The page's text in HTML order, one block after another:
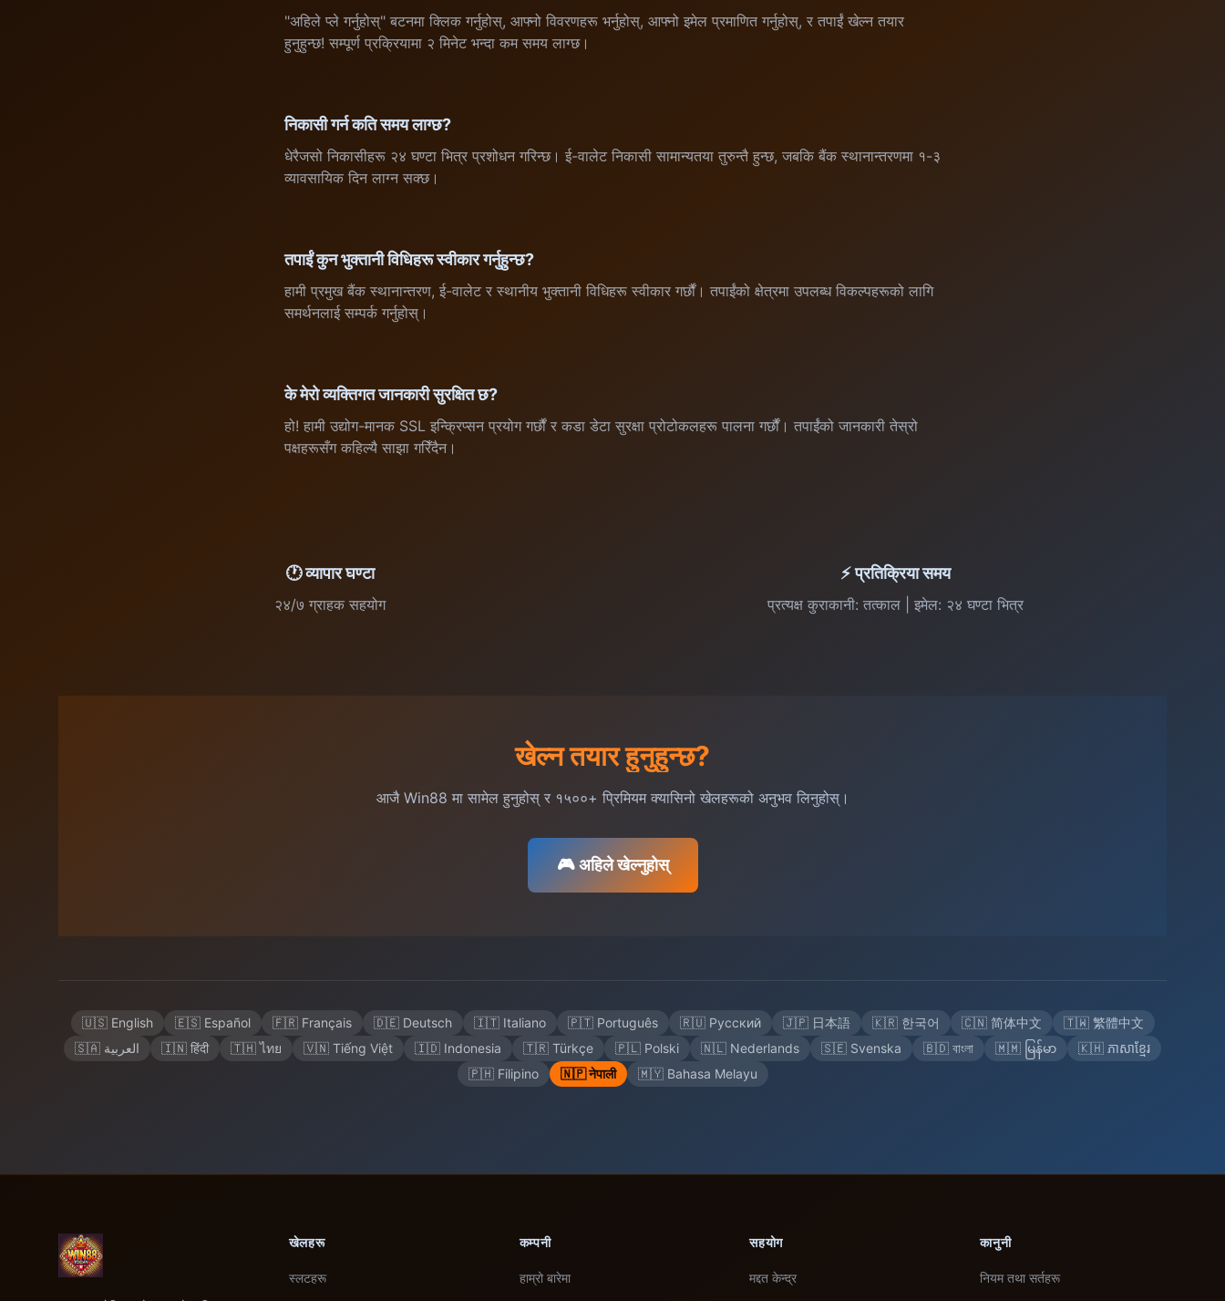
"अहिले प्ले गर्नुहोस्" बटनमा क्लिक गर्नुहोस्, आफ्नो विवरणहरू भर्नुहोस्, आफ्नो इमेल प्रमाणित गर्नुहोस्, र तपाईं खेल्न तयार
हुनुहुन्छ! सम्पूर्ण प्रक्रियामा २ मिनेट भन्दा कम समय लाग्छ।
निकासी गर्न कति समय लाग्छ?
धेरैजसो निकासीहरू २४ घण्टा भित्र प्रशोधन गरिन्छ। ई-वालेट निकासी सामान्यतया तुरुन्तै हुन्छ, जबकि बैंक स्थानान्तरणमा १-३
व्यावसायिक दिन लाग्न सक्छ।
तपाईं कुन भुक्तानी विधिहरू स्वीकार गर्नुहुन्छ?
हामी प्रमुख बैंक स्थानान्तरण, ई-वालेट र स्थानीय भुक्तानी विधिहरू स्वीकार गर्छौं। तपाईंको क्षेत्रमा उपलब्ध विकल्पहरूको लागि
समर्थनलाई सम्पर्क गर्नुहोस्।
के मेरो व्यक्तिगत जानकारी सुरक्षित छ?
हो! हामी उद्योग-मानक SSL इन्क्रिप्सन प्रयोग गर्छौं र कडा डेटा सुरक्षा प्रोटोकलहरू पालना गर्छौं। तपाईंको जानकारी तेस्रो
पक्षहरूसँग कहिल्यै साझा गरिँदैन।
🕐 व्यापार घण्टा
२४/७ ग्राहक सहयोग
⚡ प्रतिक्रिया समय
प्रत्यक्ष कुराकानी: तत्काल | इमेल: २४ घण्टा भित्र
खेल्न तयार हुनुहुन्छ?
आजै Win88 मा सामेल हुनुहोस् र १५००+ प्रिमियम क्यासिनो खेलहरूको अनुभव लिनुहोस्।
🎮 अहिले खेल्नुहोस्
🇺🇸 English 🇪🇸 Español 🇫🇷 Français 🇩🇪 Deutsch 🇮🇹 Italiano 🇵🇹 Português 🇷🇺 Русский 🇯🇵 日本語 🇰🇷 한국어 🇨🇳 简体中文
🇹🇼 繁體中文
🇸🇦 العربية
🇮🇳 हिंदी 🇹🇭 ไทย 🇻🇳 Tiếng Việt 🇮🇩 Indonesia 🇹🇷 Türkçe 🇵🇱 Polski 🇳🇱 Nederlands 🇸🇪 Svenska 🇧🇩 বাংলা 🇲🇲 မြန်မာ
🇰🇭 ភាសាខ្មែរ
🇵🇭 Filipino
🇳🇵 नेपाली 🇲🇾 Bahasa Melayu
खेलहरू
स्लटहरू
कम्पनी
हाम्रो बारेमा
सहयोग
मद्दत केन्द्र
कानुनी
नियम तथा सर्तहरू